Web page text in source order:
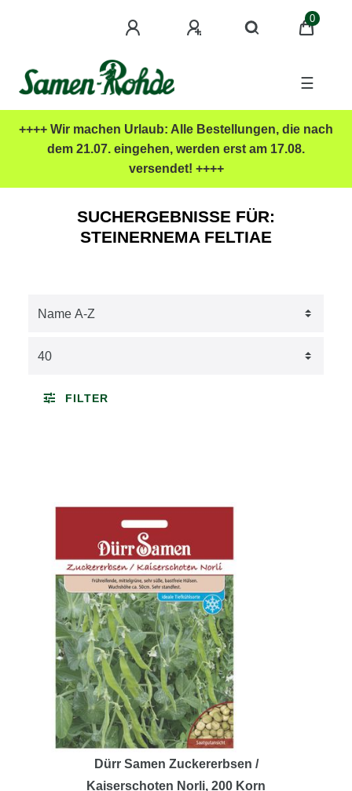
0
☰
++++ Wir machen Urlaub: Alle Bestellungen, die nach
dem 21.07. eingehen, werden erst am 17.08.
versendet! ++++
SUCHERGEBNISSE FÜR:
STEINERNEMA FELTIAE
FILTER
Dürr Samen Zuckererbsen /
Kaiserschoten Norli, 200 Korn